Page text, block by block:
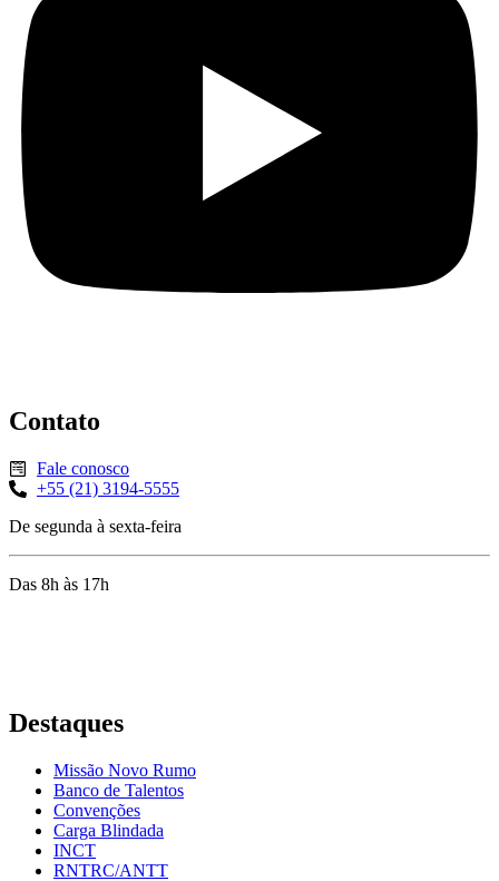
Contato
Fale conosco
+55 (21) 3194-5555
De segunda à sexta-feira
Das 8h às 17h
Destaques
Missão Novo Rumo
Banco de Talentos
Convenções
Carga Blindada
INCT
RNTRC/ANTT